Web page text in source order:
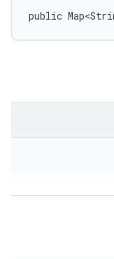
public